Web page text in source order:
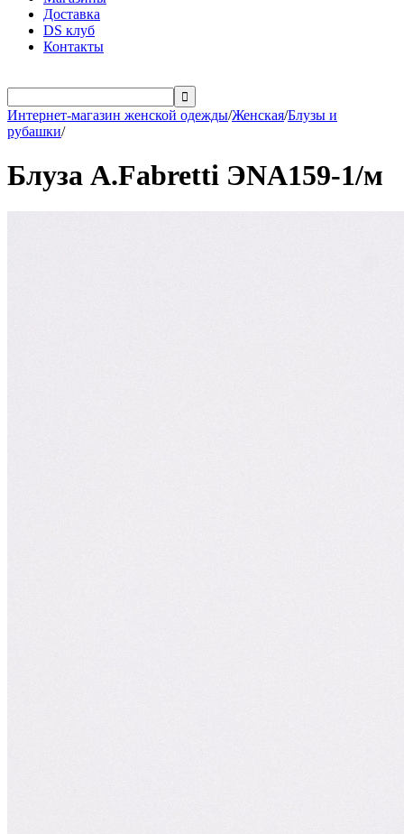
Доставка
DS клуб
Контакты

Интернет-магазин женской одежды/Женская/Блузы и
рубашки/
Блуза A.Fabretti ЭNA159-1/м